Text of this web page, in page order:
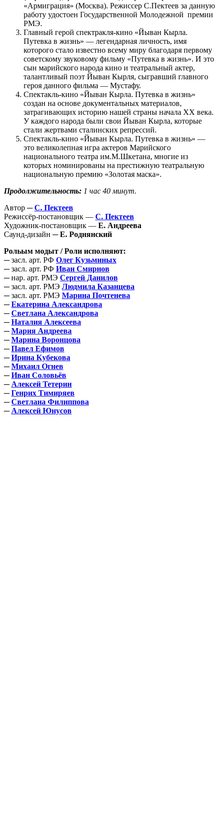
«Армиграция» (Москва). Режиссер С.Пектеев за данную
работу удостоен Государственной Молодежной премии
РМЭ.
Главный герой спектракля-кино «Йыван Кырла.
Путевка в жизнь» — легендарная личность, имя
которого стало известно всему миру благодаря первому
советскому звуковому фильму «Путевка в жизнь». И это
сын марийского народа кино и театральный актер,
талантливый поэт Йыван Кырля, сыгравший главного
героя данного фильма — Мустафу.
Спектакль-кино «Йыван Кырла. Путевка в жизнь»
создан на основе документальных материалов,
затрагивающих историю нашей страны начала ХХ века.
У каждого народа были свои Йыван Кырла, которые
стали жертвами сталинских репрессий.
Спектакль-кино «Йыван Кырла. Путевка в жизнь» —
это великолепная игра актеров Марийского
национального театра им.М.Шкетана, многие из
которых номинированы на престижную театральную
национальную премию «Золотая маска».
Продолжительность: 1 час 40 минут.
Автор ─С. Пектеев
Режиссёр-постановщик — С. Пектеев
Художник-постановщик — Е. Андреева
Саунд-дизайн ─ Е. Роднянский
Рольым модыт / Роли исполняют:
─ засл. арт. РФ Олег Кузьминых
─ засл. арт. РФ Иван Смирнов
─ нар. арт. РМЭ Сергей Данилов
─ засл. арт. РМЭ Людмила Казанцева
─ засл. арт. РМЭ Марина Почтенева
─Екатерина Александрова
─Светлана Александрова
─Наталия Алексеева
─Мария Андреева
─Марина Воронцова
─Павел Ефимов
─Ирина Кубекова
─Михаил Огнев
─Иван Соловьёв
─ Алексей Тетерин
─Генрих Тимиряев
─Светлана Филиппова
─ Алексей Юнусов